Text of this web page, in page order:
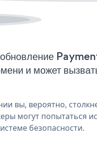
обновление
и может
вы, вероятно,
могут попытаться
безопасности.